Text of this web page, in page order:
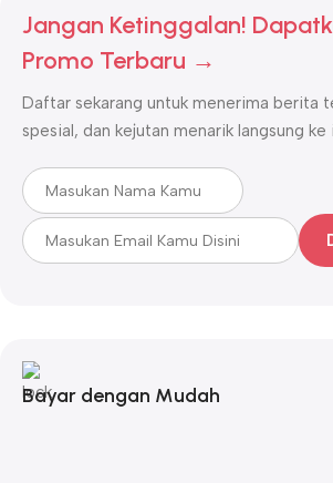
Jangan Ketinggalan!
Promo Terbaru →
Daftar sekarang untuk menerima berita
spesial, dan kejutan menarik langsung ke
Bayar dengan Mudah